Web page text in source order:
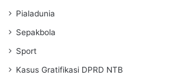
Pialadunia
Sepakbola
Sport
Kasus Gratifikasi DPRD NTB